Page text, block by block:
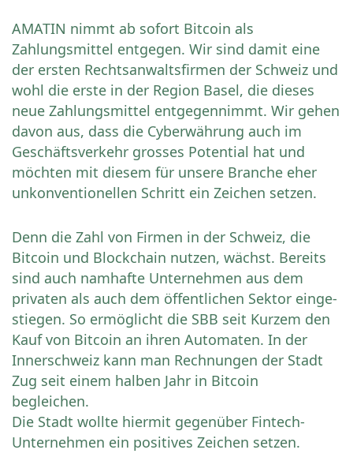
AMATIN nimmt ab sofort Bitcoin als
Zahlungsmittel entgegen. Wir sind damit eine
der ersten Rechtsanwaltsfirmen der Schweiz und
wohl die erste in der Region Basel, die dieses
neue Zahlungsmittel entgegennimmt. Wir gehen
davon aus, dass die Cyberwährung auch im
Geschäftsverkehr grosses Potential hat und
möchten mit diesem für unsere Branche eher
unkonventionellen Schritt ein Zeichen setzen.
Denn die Zahl von Firmen in der Schweiz, die
Bitcoin und Blockchain nutzen, wächst. Bereits
sind auch namhafte Unternehmen aus dem
privaten als auch dem öffentlichen Sektor einge-
stiegen. So ermöglicht die SBB seit Kurzem den
Kauf von Bitcoin an ihren Automaten. In der
Innerschweiz kann man Rechnungen der Stadt
Zug seit einem halben Jahr in Bitcoin
begleichen.
Die Stadt wollte hiermit gegenüber Fintech-
Unternehmen ein positives Zeichen setzen.